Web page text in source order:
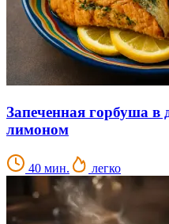
Запеченная горбуша в
лимоном
40 мин. легко